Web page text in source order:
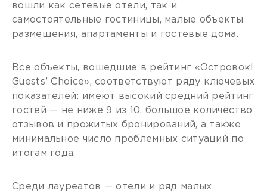
вошли как сетевые отели, так и
самостоятельные гостиницы, малые объекты
размещения, апартаменты и гостевые дома.
Все объекты, вошедшие в рейтинг «Островок!
Guests’ Choice», соответствуют ряду ключевых
показателей: имеют высокий средний рейтинг
гостей — не ниже 9 из 10, большое количество
отзывов и прожитых бронирований, а также
минимальное число проблемных ситуаций по
итогам года.
Среди лауреатов — отели и ряд малых